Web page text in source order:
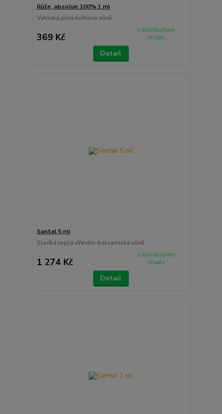
Růže, absolue 100% 1 ml
Vytrvalá plná květová vůně.
369 Kč
v distribučním
skladu
Detail
Santal 5 ml
Sladká teplá dřevito-balzamická vůně.
1 274 Kč
v distribučním
skladu
Detail